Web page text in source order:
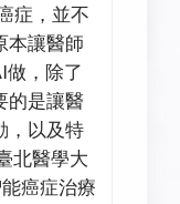
症，並不
本讓醫師
，除了
的是讓醫
，以及特
北醫學大
癌症治療